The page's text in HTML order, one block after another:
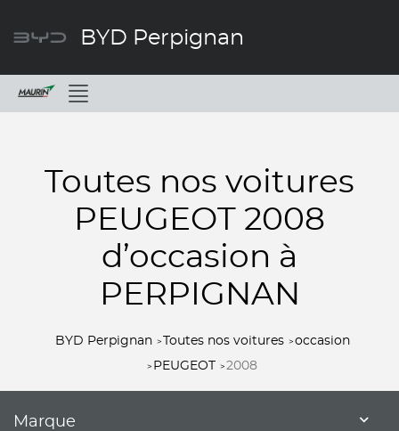
BYD Perpignan
Menu
Toutes nos voitures
PEUGEOT 2008
d’occasion à
PERPIGNAN
BYD Perpignan Toutes nos voitures
occasion
PEUGEOT
2008
Marque